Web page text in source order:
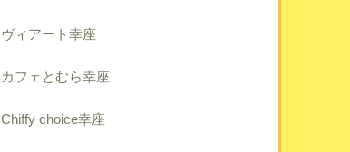
ヴィアート幸座
カフェとむら幸座
Chiffy choice幸座